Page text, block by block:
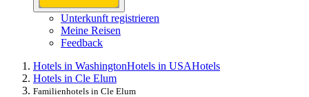
Unterkunft registrieren
Meine Reisen
Feedback
Hotels in WashingtonHotels in USAHotels
Hotels in Cle Elum
Familienhotels in Cle Elum